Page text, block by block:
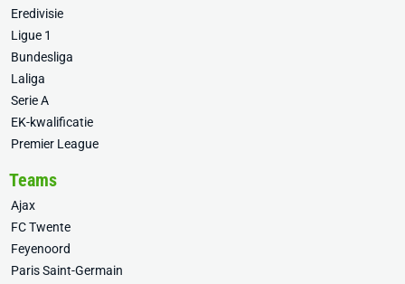
Eredivisie
Ligue 1
Bundesliga
Laliga
Serie A
EK-kwalificatie
Premier League
Teams
Ajax
FC Twente
Feyenoord
Paris Saint-Germain